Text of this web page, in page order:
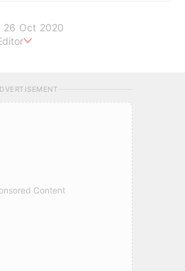
26 Oct 2020
MY ，让读者们不管何时何地
成为更好更潮的自己！
Content